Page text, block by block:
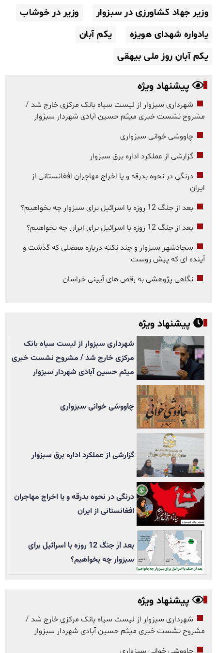
وزیر جهاد کشاورزی در سبزوار
وزیر در خوشاب
یادواره شهدای هویزه
یکم آبان
یکم آبان روز ملی بیهقی
پیشنهاد ویژه
شهرداری سبزوار از لیست سیاه بانک مرکزی خارج شد /
مشروح نشست خبری میثم حسین آبادی شهردار سبزوار
چاووشی خوانی سبزواری
گزارشی از عملکرد اداره برق سبزوار
درنگی در نحوه بدرقه و یا اخراج مهاجران افغانستانی از
ایران
بعد از جنگ 12 روزه با اسرائیل برای سبزوار چه بخواهیم؟
بعد از جنگ 12 روزه با اسرائیل برای ایران چه بخواهیم؟
سجادشهر سبزوار و چند نکته درباره معضلی که گذشت و
آینده ای که پیش روست
نگاهی پژوهشی به رقص های آیینی خراسان
پیشنهاد ویژه
شهرداری سبزوار از لیست سیاه بانک
مرکزی خارج شد / مشروح نشست خبری
میثم حسین آبادی شهردار سبزوار
چاووشی خوانی سبزواری
گزارشی از عملکرد اداره برق سبزوار
درنگی در نحوه بدرقه و یا اخراج مهاجران
افغانستانی از ایران
بعد از جنگ 12 روزه با اسرائیل برای
سبزوار چه بخواهیم؟
پیشنهاد ویژه
شهرداری سبزوار از لیست سیاه بانک مرکزی خارج شد /
مشروح نشست خبری میثم حسین آبادی شهردار سبزوار